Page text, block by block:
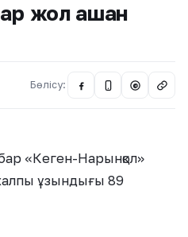
жол қашан
Бөлісу: @
«Кеген-Нарынқол»
ұзындығы 89